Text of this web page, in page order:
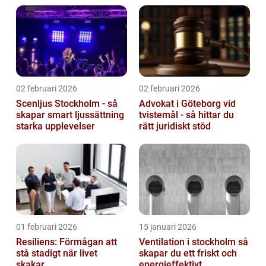
02 februari 2026
Scenljus Stockholm - så
skapar smart ljussättning
starka upplevelser
02 februari 2026
Advokat i Göteborg vid
tvistemål - så hittar du
rätt juridiskt stöd
01 februari 2026
Resiliens: Förmågan att
stå stadigt när livet
15 januari 2026
Ventilation i stockholm så
skapar du ett friskt och